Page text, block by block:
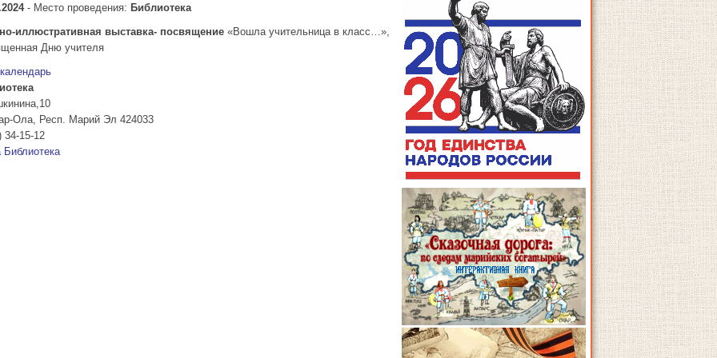
- Место проведения: Библиотека
иллюстративная выставка- посвящение «Вошла учительница в класс…»,
Дню учителя
Ола
Респ. Марий Эл 424033
34-15-12
Библиотека